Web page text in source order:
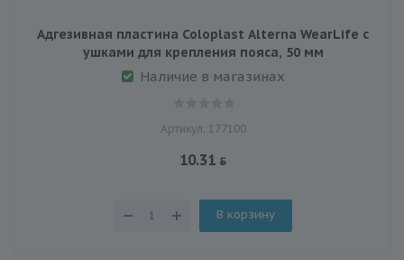
Адгезивная пластина Coloplast Alterna WearLife с
ушками для крепления пояса, 50 мм
Наличие в магазинах
Артикул: 177100
10.31
В корзину